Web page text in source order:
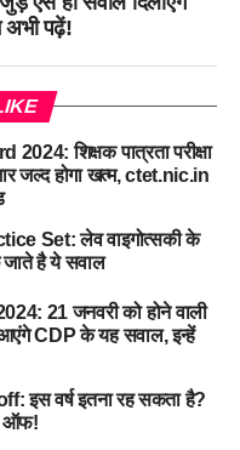
अभी पढ़ें!
शिक्षक पात्रता परीक्षा
जल्द होगा खत्म, ctet.nic.in
Set: लेव वाइगोत्सकी के
जाते है ये सवाल
21 जनवरी को होने वाली
आएंगे CDP के यह सवाल, इन्हें
इस वर्ष इतना रह सकता है?
ऑफ!